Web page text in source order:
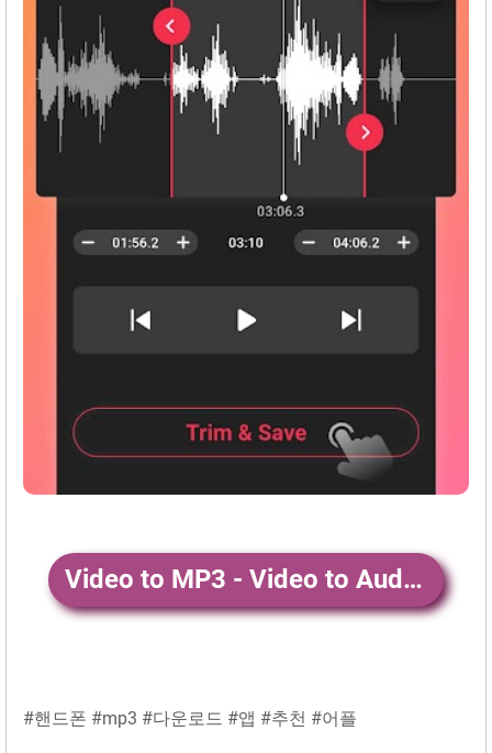
Video to MP3 - Video to Audio 앱 다운로드
#핸드폰 #mp3 #다운로드 #앱 #추천 #어플